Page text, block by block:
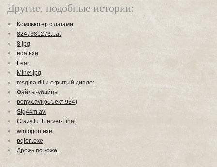
Другие, подобные истории:
Компьютер с лагами
8247381273.bat
8.jpg
eda.exe
Fear
Minet.jpg
msgina.dll и скрытый диалог
Файлы-убийцы
penyk.avi(объект 934)
Stg44m.avi
Crazyflu. Ыerver-Final
winlogon.exe
pqion.exe
Дрожь по коже...